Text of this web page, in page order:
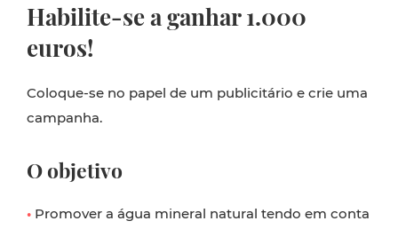
Habilite-se a ganhar 1.000
euros!
Coloque-se no papel de um publicitário e crie uma
campanha.
O objetivo
• Promover a água mineral natural tendo em conta